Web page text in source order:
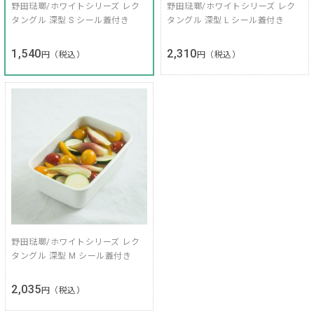
野田琺瑯/ホワイトシリーズ レク
タングル 深型 S シール蓋付き
1,540 円（税込）
野田琺瑯/ホワイトシリーズ レク
タングル 深型 L シール蓋付き
2,310 円（税込）
野田琺瑯/ホワイトシリーズ レク
タングル 深型 M シール蓋付き
2,035 円（税込）